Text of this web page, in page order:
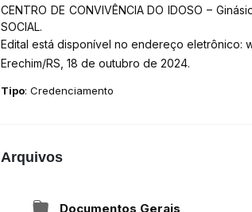
CENTRO DE CONVIVÊNCIA DO IDOSO –
SOCIAL.
Edital está disponível no endereço eletrônico:
Erechim/RS, 18 de outubro de 2024.
Tipo: Credenciamento
Arquivos
Documentos Gerais